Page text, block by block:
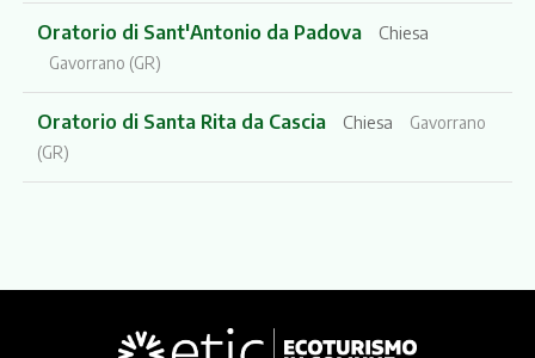
Oratorio di Sant'Antonio da Padova Chiesa
Gavorrano (GR)
Oratorio di Santa Rita da Cascia Chiesa
Gavorrano
(GR)